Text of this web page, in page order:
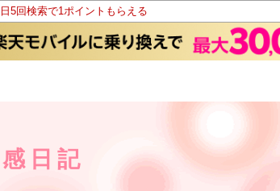
5回検索で1ポイントもらえる
日記